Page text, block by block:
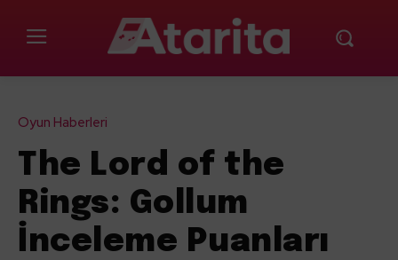
Oyun Haberleri
The Lord of the
Rings: Gollum
İnceleme Puanları